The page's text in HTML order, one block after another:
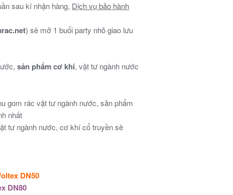
sau kí nhận hàng, Dịch vụ bảo hành
) sẽ mở 1 buổi party nhỏ giao lưu
sản phẩm cơ khí, vật tư ngành nước
gom rác vật tư ngành nước, sản phẩm
nhất
tư ngành nước, cơ khí cổ truyền sẽ
DN50
DN80